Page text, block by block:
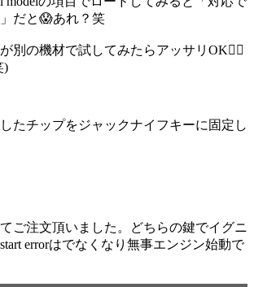
だと😱あれ？笑
別の機材で試してみたらアッサリOK🙆‍♂️
)
たチップをジャックナイフキーに固定し
ご注文頂いました。どちらの鍵でイグニ
errorはでなくなり無事エンジン始動で